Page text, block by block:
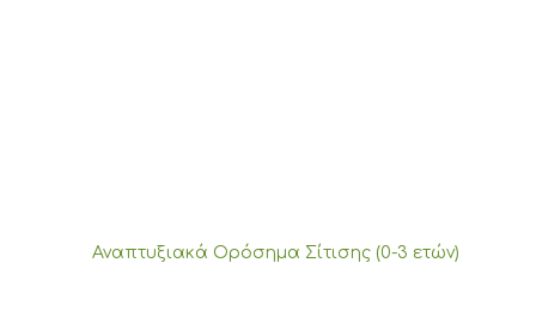
Αναπτυξιακά Ορόσημα Σίτισης (0-3 ετών)